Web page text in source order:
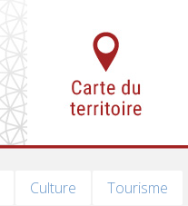
Culture
Tourisme